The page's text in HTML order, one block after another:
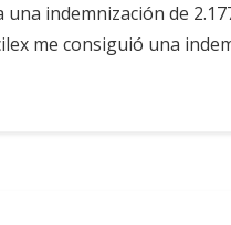
indemnización de
me consiguió una